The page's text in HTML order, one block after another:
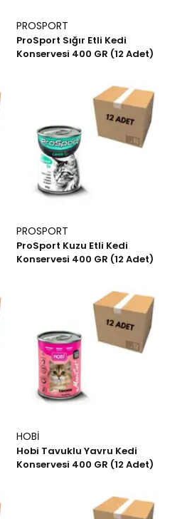
PROSPORT
ProSport Sığır Etli Kedi
Konservesi 400 GR (12 Adet)
PROSPORT
ProSport Kuzu Etli Kedi
Konservesi 400 GR (12 Adet)
HOBİ
Hobi Tavuklu Yavru Kedi
Konservesi 400 GR (12 Adet)